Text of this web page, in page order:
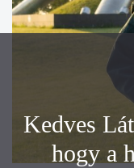
Kedves
hogy a